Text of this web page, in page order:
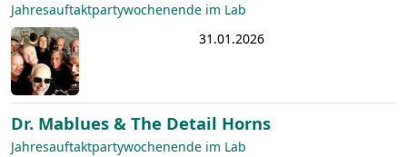
Jahresauftaktpartywochenende im Lab
31.01.2026
Dr. Mablues & The Detail Horns
Jahresauftaktpartywochenende im Lab